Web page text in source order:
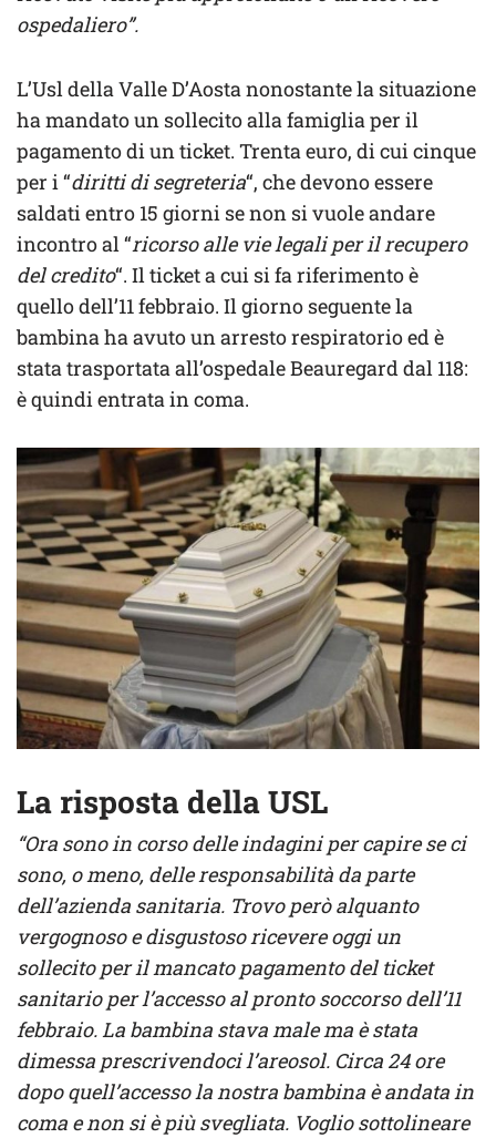
ospedaliero”.
L’Usl della Valle D’Aosta nonostante la situazione
ha mandato un sollecito alla famiglia per il
pagamento di un ticket. Trenta euro, di cui cinque
per i “diritti di segreteria“, che devono essere
saldati entro 15 giorni se non si vuole andare
incontro al “ricorso alle vie legali per il recupero
del credito“. Il ticket a cui si fa riferimento è
quello dell’11 febbraio. Il giorno seguente la
bambina ha avuto un arresto respiratorio ed è
stata trasportata all’ospedale Beauregard dal 118:
è quindi entrata in coma.
La risposta della USL
“Ora sono in corso delle indagini per capire se ci
sono, o meno, delle responsabilità da parte
dell’azienda sanitaria. Trovo però alquanto
vergognoso e disgustoso ricevere oggi un
sollecito per il mancato pagamento del ticket
sanitario per l’accesso al pronto soccorso dell’11
febbraio. La bambina stava male ma è stata
dimessa prescrivendoci l’areosol. Circa 24 ore
dopo quell’accesso la nostra bambina è andata in
coma e non si è più svegliata. Voglio sottolineare